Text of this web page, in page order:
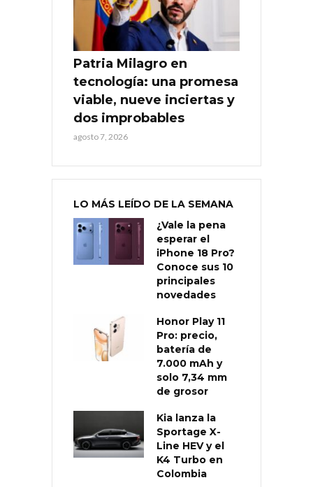
Patria Milagro en
tecnología: una promesa
viable, nueve inciertas y
dos improbables
agosto 7, 2026
LO MÁS LEÍDO DE LA SEMANA
¿Vale la pena
esperar el
iPhone 18 Pro?
Conoce sus 10
principales
novedades
Honor Play 11
Pro: precio,
batería de
7.000 mAh y
solo 7,34 mm
de grosor
Kia lanza la
Sportage X-
Line HEV y el
K4 Turbo en
Colombia